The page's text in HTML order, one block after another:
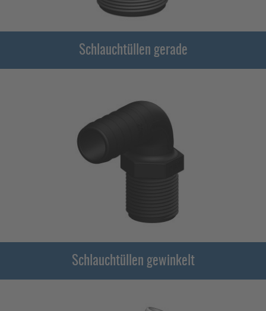
Schlauchtüllen gerade
Schlauchtüllen gewinkelt